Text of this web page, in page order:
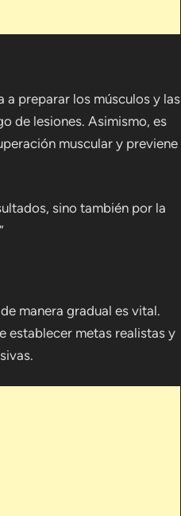
preparar los músculos y las
de lesiones. Asimismo, es
muscular y previene
sino también por la
manera gradual es vital.
establecer metas realistas y